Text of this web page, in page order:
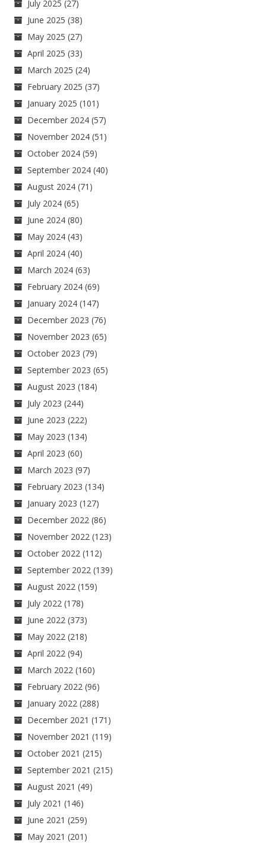
July 2025 (27)
June 2025 (38)
May 2025 (27)
April 2025 (33)
March 2025 (24)
February 2025 (37)
January 2025 (101)
December 2024 (57)
November 2024 (51)
October 2024 (59)
September 2024 (40)
August 2024 (71)
July 2024 (65)
June 2024 (80)
May 2024 (43)
April 2024 (40)
March 2024 (63)
February 2024 (69)
January 2024 (147)
December 2023 (76)
November 2023 (65)
October 2023 (79)
September 2023 (65)
August 2023 (184)
July 2023 (244)
June 2023 (222)
May 2023 (134)
April 2023 (60)
March 2023 (97)
February 2023 (134)
January 2023 (127)
December 2022 (86)
November 2022 (123)
October 2022 (112)
September 2022 (139)
August 2022 (159)
July 2022 (178)
June 2022 (373)
May 2022 (218)
April 2022 (94)
March 2022 (160)
February 2022 (96)
January 2022 (288)
December 2021 (171)
November 2021 (119)
October 2021 (215)
September 2021 (215)
August 2021 (49)
July 2021 (146)
June 2021 (259)
May 2021 (201)